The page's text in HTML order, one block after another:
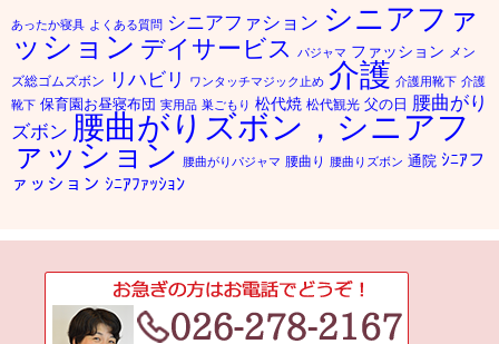
あったか寝具 よくある質問 シニアファション シニアファ
ッション デイサービス パジャマ ファッション メン
ズ総ゴムズボン
リハビリ ワンタッチマジック止め 介護 介護用靴下 介護
靴下 保育園お昼寝布団 実用品 巣ごもり 松代焼 松代観光 父の日 腰曲がり
ズボン 腰曲がりズボン，シニアフ
ァッション 腰曲がりパジャマ 腰曲り 腰曲りズボン 通院 ｼﾆｱフ
ァッション ｼﾆｱﾌｧｯｼｮﾝ